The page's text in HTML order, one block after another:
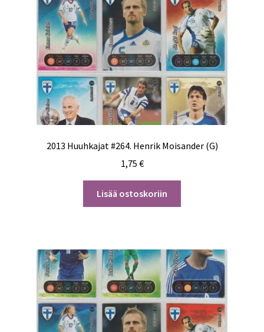
2013 Huuhkajat #264. Henrik Moisander (G)
1,75 €
Lisää ostoskoriin